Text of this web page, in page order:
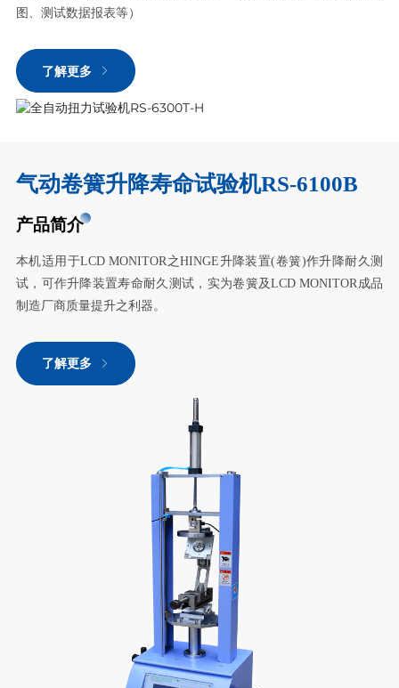
图、测试数据报表等）
了解更多
气动卷簧升降寿命试验机RS-6100B
产品简介
本机适用于LCD MONITOR之HINGE升降装置(卷簧)作升降耐久测
试，可作升降装置寿命耐久测试，实为卷簧及LCD MONITOR成品
制造厂商质量提升之利器。
了解更多